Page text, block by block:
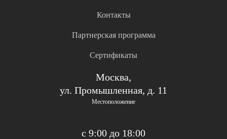
Контакты
Партнерская программа
Сертификаты
Москва,
ул. Промышленная, д. 11
Местоположение
с 9:00 до 18:00